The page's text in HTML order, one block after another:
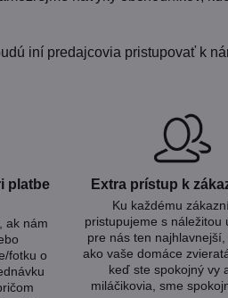
iní predajcovia pristupovať k
platbe
ak nám
fotku o
Extra prístup k
Ku každému
pristupujeme s náležitou
pre nás ten najhlavnejší,
ako vaše domáce
keď ste spokojný vy
miláčikovia, sme